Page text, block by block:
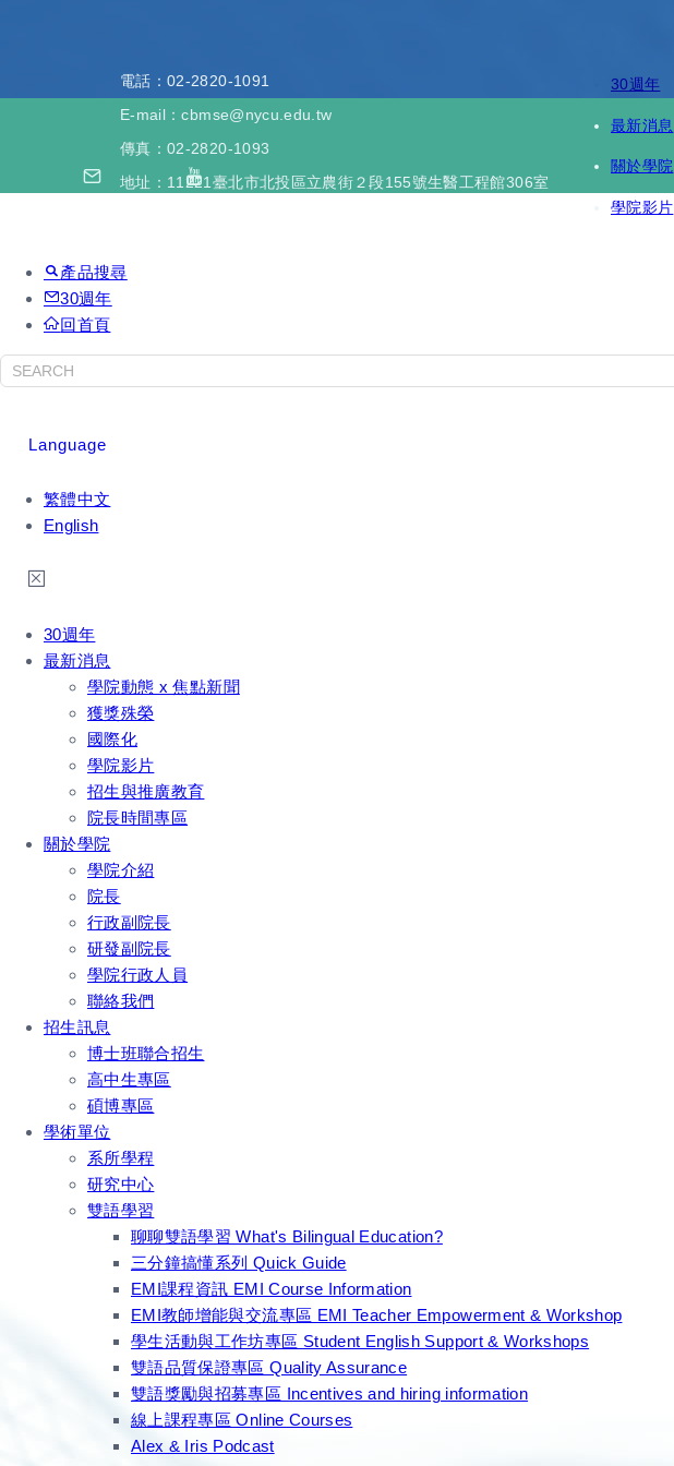
電話 ：02-2820-1091
E-mail：cbmse@nycu.edu.tw
傳真 ：02-2820-1093
地址 ：11221臺北市北投區立農街２段155號生醫工程館306室
30週年
最新消息
關於學院
學院影片
產品搜尋
30週年
回首頁
Language
繁體中文
English
30週年
最新消息
學院動態 x 焦點新聞
獲獎殊榮
國際化
學院影片
招生與推廣教育
院長時間專區
關於學院
學院介紹
院長
行政副院長
研發副院長
學院行政人員
聯絡我們
招生訊息
博士班聯合招生
高中生專區
碩博專區
學術單位
系所學程
研究中心
雙語學習
聊聊雙語學習 What's Bilingual Education?
三分鐘搞懂系列 Quick Guide
EMI課程資訊 EMI Course Information
EMI教師增能與交流專區 EMI Teacher Empowerment & Workshop
學生活動與工作坊專區 Student English Support & Workshops
雙語品質保證專區 Quality Assurance
雙語獎勵與招募專區 Incentives and hiring information
線上課程專區 Online Courses
Alex & Iris Podcast